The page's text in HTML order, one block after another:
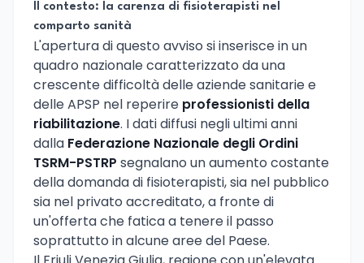
Il contesto: la carenza di fisioterapisti nel
comparto sanità
L'apertura di questo avviso si inserisce in un
quadro nazionale caratterizzato da una
crescente difficoltà delle aziende sanitarie e
delle APSP nel reperire professionisti della
riabilitazione. I dati diffusi negli ultimi anni
dalla Federazione Nazionale degli Ordini
TSRM-PSTRP segnalano un aumento costante
della domanda di fisioterapisti, sia nel pubblico
sia nel privato accreditato, a fronte di
un'offerta che fatica a tenere il passo
soprattutto in alcune aree del Paese.